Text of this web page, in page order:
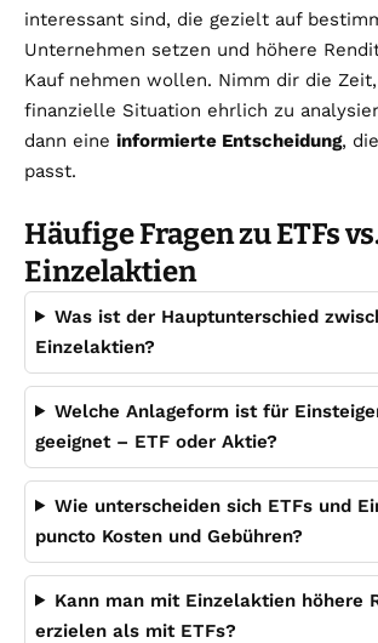
interessant sind, die gezielt auf
Unternehmen setzen und höhere
Kauf nehmen wollen. Nimm dir die
finanzielle Situation ehrlich zu
dann eine informierte Entscheidung,
passt.
Häufige Fragen zu ETFs
Einzelaktien
Was ist der Hauptunterschied
Einzelaktien?
Welche Anlageform ist für
geeignet – ETF oder Aktie?
Wie unterscheiden sich ETFs und
puncto Kosten und Gebühren?
Kann man mit Einzelaktien höhere
erzielen als mit ETFs?